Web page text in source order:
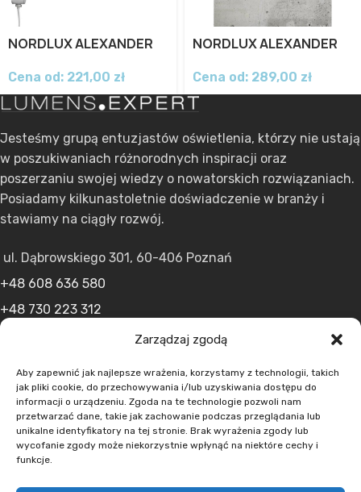
Zarządzaj zgodą
Aby zapewnić jak najlepsze wrażenia, korzystamy z technologii, takich
jak pliki cookie, do przechowywania i/lub uzyskiwania dostępu do
informacji o urządzeniu. Zgoda na te technologie pozwoli nam
przetwarzać dane, takie jak zachowanie podczas przeglądania lub
unikalne identyfikatory na tej stronie. Brak wyrażenia zgody lub
wycofanie zgody może niekorzystnie wpłynąć na niektóre cechy i
funkcje.
NORDLUX ALEXANDER
Cena od: 221,00 zł
NORDLUX ALEXANDER
Cena od: 289,00 zł
Jesteśmy grupą entuzjastów oświetlenia, którzy nie ustają
w poszukiwaniach różnorodnych inspiracji oraz
poszerzaniu swojej wiedzy o nowatorskich rozwiązaniach.
Posiadamy kilkunastoletnie doświadczenie w branży i
stawiamy na ciągły rozwój.
ul. Dąbrowskiego 301, 60-406 Poznań
+48 608 636 580
+48 730 223 312
MENU